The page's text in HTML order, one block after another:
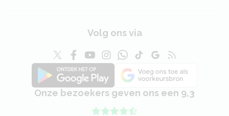
Volg ons via
Onze bezoekers geven ons een 9,3